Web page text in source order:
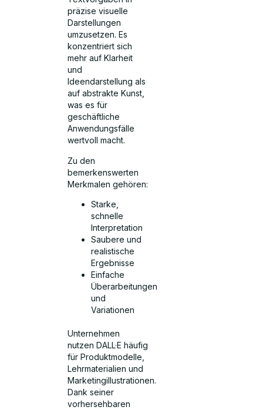
präzise visuelle
Darstellungen
umzusetzen. Es
konzentriert sich
mehr auf Klarheit
und
Ideendarstellung als
auf abstrakte Kunst,
was es für
geschäftliche
Anwendungsfälle
wertvoll macht.
Zu den
bemerkenswerten
Merkmalen gehören:
Starke,
schnelle
Interpretation
Saubere und
realistische
Ergebnisse
Einfache
Überarbeitungen
und
Variationen
Unternehmen
nutzen DALL·E häufig
für Produktmodelle,
Lehrmaterialien und
Marketingillustrationen.
Dank seiner
vorhersehbaren